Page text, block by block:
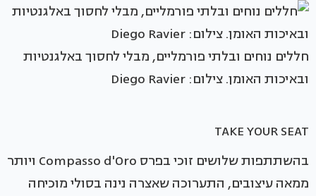
חללים נוחים ובלתי פורמליים, מבלי לחסוך באלגנטיות
ובאיכות האומן. צילום: Diego Ravier
TAKE YOUR SEAT
בהשתתפות שלושים זוכי בפרס Compasso d'Oro ויותר
ממאה עיצובים, התערוכה שאצרה נינה בסולי מוכיחה